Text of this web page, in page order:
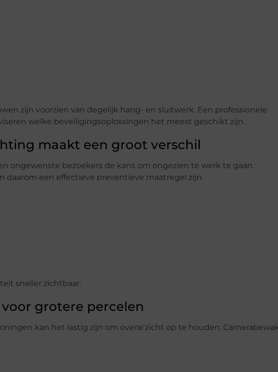
zijn voorzien van degelijk hang- en sluitwerk. Een professionele
welke beveiligingsoplossingen het meest geschikt zijn.
maakt een groot verschil
ongewenste bezoekers de kans om ongezien te werk te gaan.
daarom een effectieve preventieve maatregel zijn.
sneller zichtbaar.
grotere percelen
kan het lastig zijn om overal zicht op te houden.